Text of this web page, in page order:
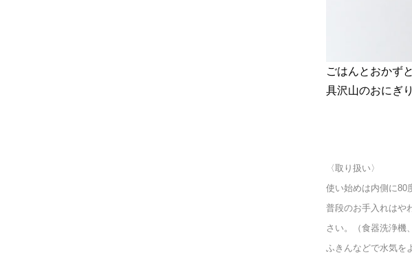
ごはんとおかず
具沢山のおにぎ
〈取り扱い〉
使い始めは内側に80
普段のお手入れはや
さい。（食器洗浄機
ふきんなどで水気を